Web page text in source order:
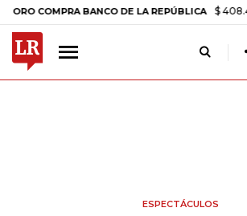
BANCO DE LA REPÚBLICA $ 408.498,97
ESPECTÁCULOS